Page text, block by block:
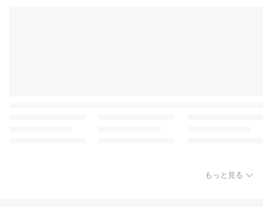
もっと見る